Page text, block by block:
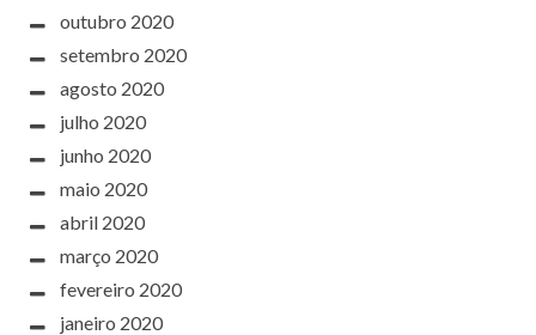
outubro 2020
setembro 2020
agosto 2020
julho 2020
junho 2020
maio 2020
abril 2020
março 2020
fevereiro 2020
janeiro 2020